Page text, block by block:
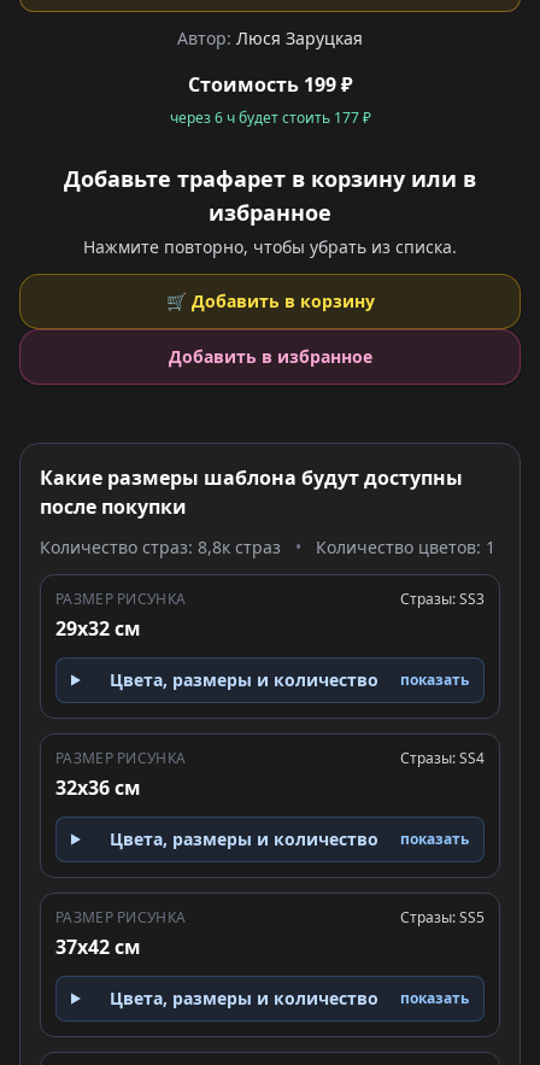
Автор: Люся Заруцкая
Стоимость 199 ₽
через 6 ч будет стоить 177 ₽
Добавьте трафарет в корзину или в
избранное
Нажмите повторно, чтобы убрать из списка.
🛒 Добавить в корзину
Добавить в избранное
Какие размеры шаблона будут доступны
после покупки
Количество страз: 8,8к страз • Количество цветов: 1
РАЗМЕР РИСУНКА
29x32 см
Стразы: SS3
Цвета, размеры и количество показать
РАЗМЕР РИСУНКА
32x36 см
Стразы: SS4
Цвета, размеры и количество показать
РАЗМЕР РИСУНКА
37x42 см
Стразы: SS5
Цвета, размеры и количество показать